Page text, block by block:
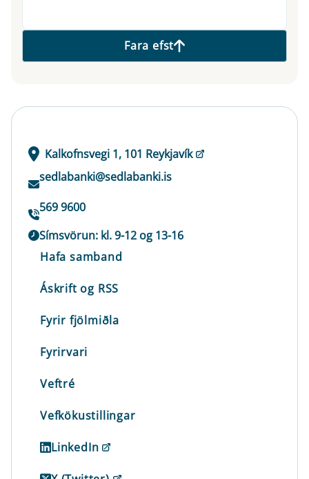
Fara efst
Kalkofnsvegi 1, 101 Reykjavík
sedlabanki@sedlabanki.is
569 9600
Símsvörun: kl. 9-12 og 13-16
Hafa samband
Áskrift og RSS
Fyrir fjölmiðla
Fyrirvari
Veftré
Vefkökustillingar
LinkedIn